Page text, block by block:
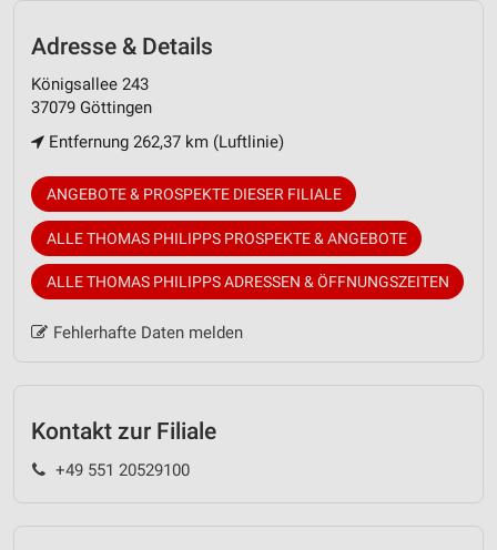
Adresse & Details
Königsallee 243
37079 Göttingen
Entfernung 262,37 km (Luftlinie)
ANGEBOTE & PROSPEKTE DIESER FILIALE
ALLE THOMAS PHILIPPS PROSPEKTE & ANGEBOTE
ALLE THOMAS PHILIPPS ADRESSEN & ÖFFNUNGSZEITEN
Fehlerhafte Daten melden
Kontakt zur Filiale
+49 551 20529100